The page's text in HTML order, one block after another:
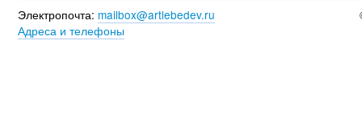
Электропочта: mailbox@artlebedev.ru
Адреса и телефоны